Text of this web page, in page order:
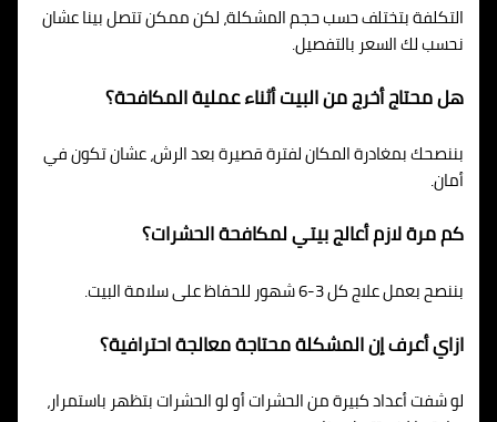
التكلفة بتختلف حسب حجم المشكلة، لكن ممكن تتصل بينا عشان
نحسب لك السعر بالتفصيل.
هل محتاج أخرج من البيت أثناء عملية المكافحة؟
بننصحك بمغادرة المكان لفترة قصيرة بعد الرش، عشان تكون في
أمان.
كم مرة لازم أعالج بيتي لمكافحة الحشرات؟
بننصح بعمل علاج كل 3-6 شهور للحفاظ على سلامة البيت.
ازاي أعرف إن المشكلة محتاجة معالجة احترافية؟
لو شفت أعداد كبيرة من الحشرات أو لو الحشرات بتظهر باستمرار،